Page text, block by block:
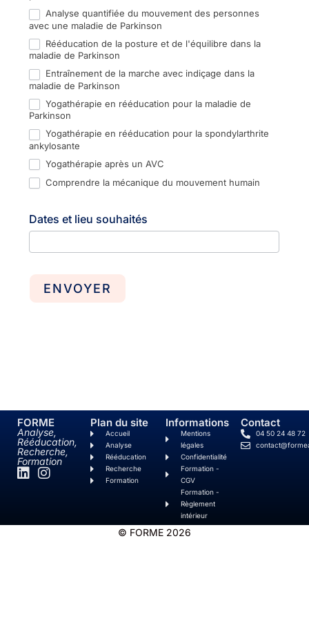
Analyse quantifiée du mouvement des personnes
avec une maladie de Parkinson
Rééducation de la posture et de l'équilibre dans la
maladie de Parkinson
Entraînement de la marche avec indiçage dans la
maladie de Parkinson
Yogathérapie en rééducation pour la maladie de
Parkinson
Yogathérapie en rééducation pour la spondylarthrite
ankylosante
Yogathérapie après un AVC
Comprendre la mécanique du mouvement humain
Dates et lieu souhaités
ENVOYER
FORME
Analyse,
Rééducation,
Recherche,
Formation
Plan du site
Accueil
Analyse
Rééducation
Recherche
Formation
Informations
Mentions
légales
Confidentialité
Formation -
CGV
Formation -
Règlement
intérieur
Contact
04 50 24 48 72
© FORME 2026